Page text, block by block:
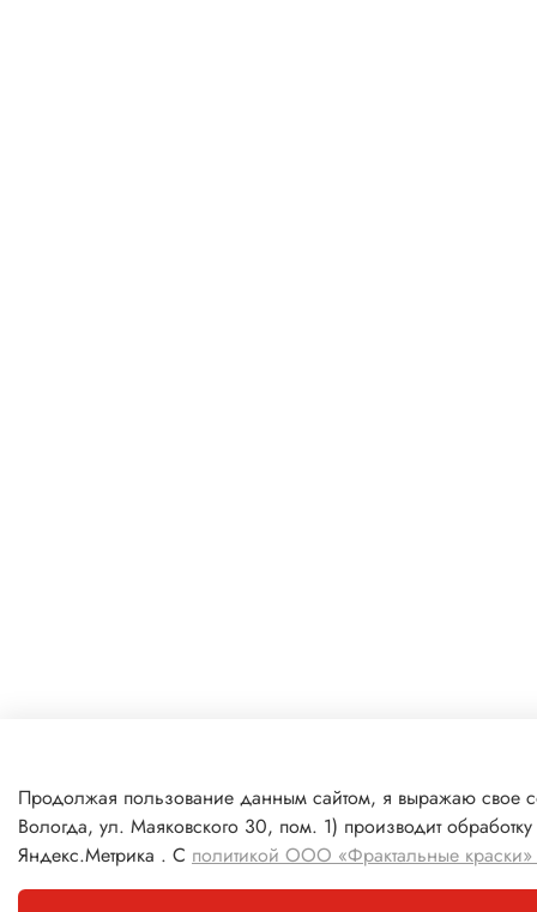
Продолжая пользование данным сайтом, я выражаю свое
Вологда, ул. Маяковского 30, пом. 1) производит
Яндекс.Метрика . С политикой ООО «Фрактальные